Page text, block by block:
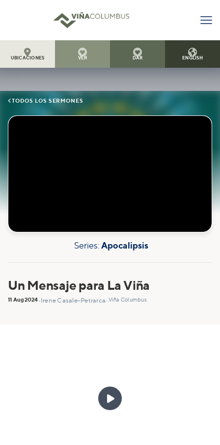

UBICACIONES

VER

DAR

ENGLISH
TODOS LOS SERMONES
Series: Apocalipsis
Un Mensaje para La Viña
11 Aug2024• Irene Casale-Petrarca• Viña Columbus
